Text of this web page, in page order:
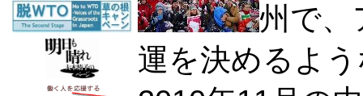
州で、
運を決めるよ